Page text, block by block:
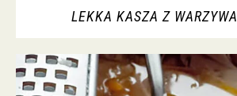
LEKKA KASZA Z